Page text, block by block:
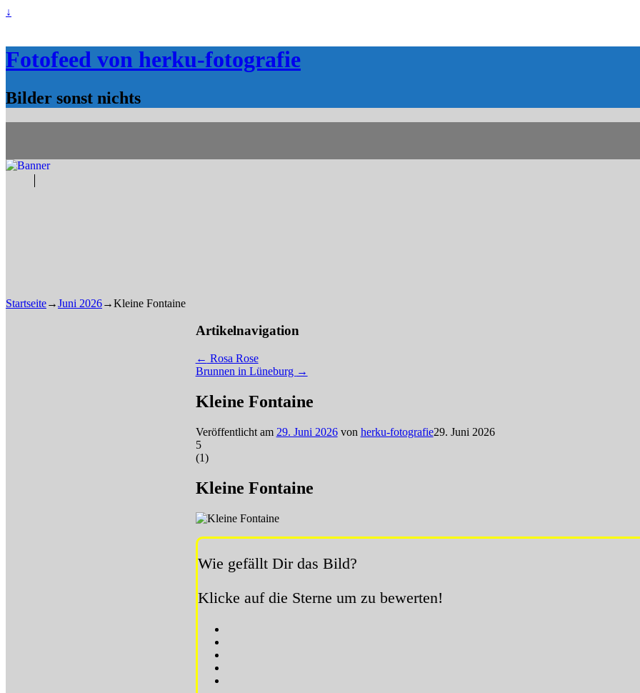
↓
Fotofeed von herku-fotografie
Bilder sonst nichts
Startseite→Juni 2026→Kleine Fontaine
Artikelnavigation
← Rosa Rose
Brunnen in Lüneburg →
Kleine Fontaine
Veröffentlicht am 29. Juni 2026 von herku-fotografie29. Juni 2026
5
(1)
Kleine Fontaine
Wie gefällt Dir das Bild?
Klicke auf die Sterne um zu bewerten!